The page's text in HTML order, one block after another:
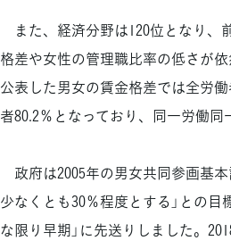
また、経済分野は120位となり、
格差や女性の管理職比率の低さが
公表した男女の賃金格差では全労
者80.2％となっており、同一労働同
政府は2005年の男女共同参画基
少なくとも30％程度とする」との
な限り早期」に先送りしました。